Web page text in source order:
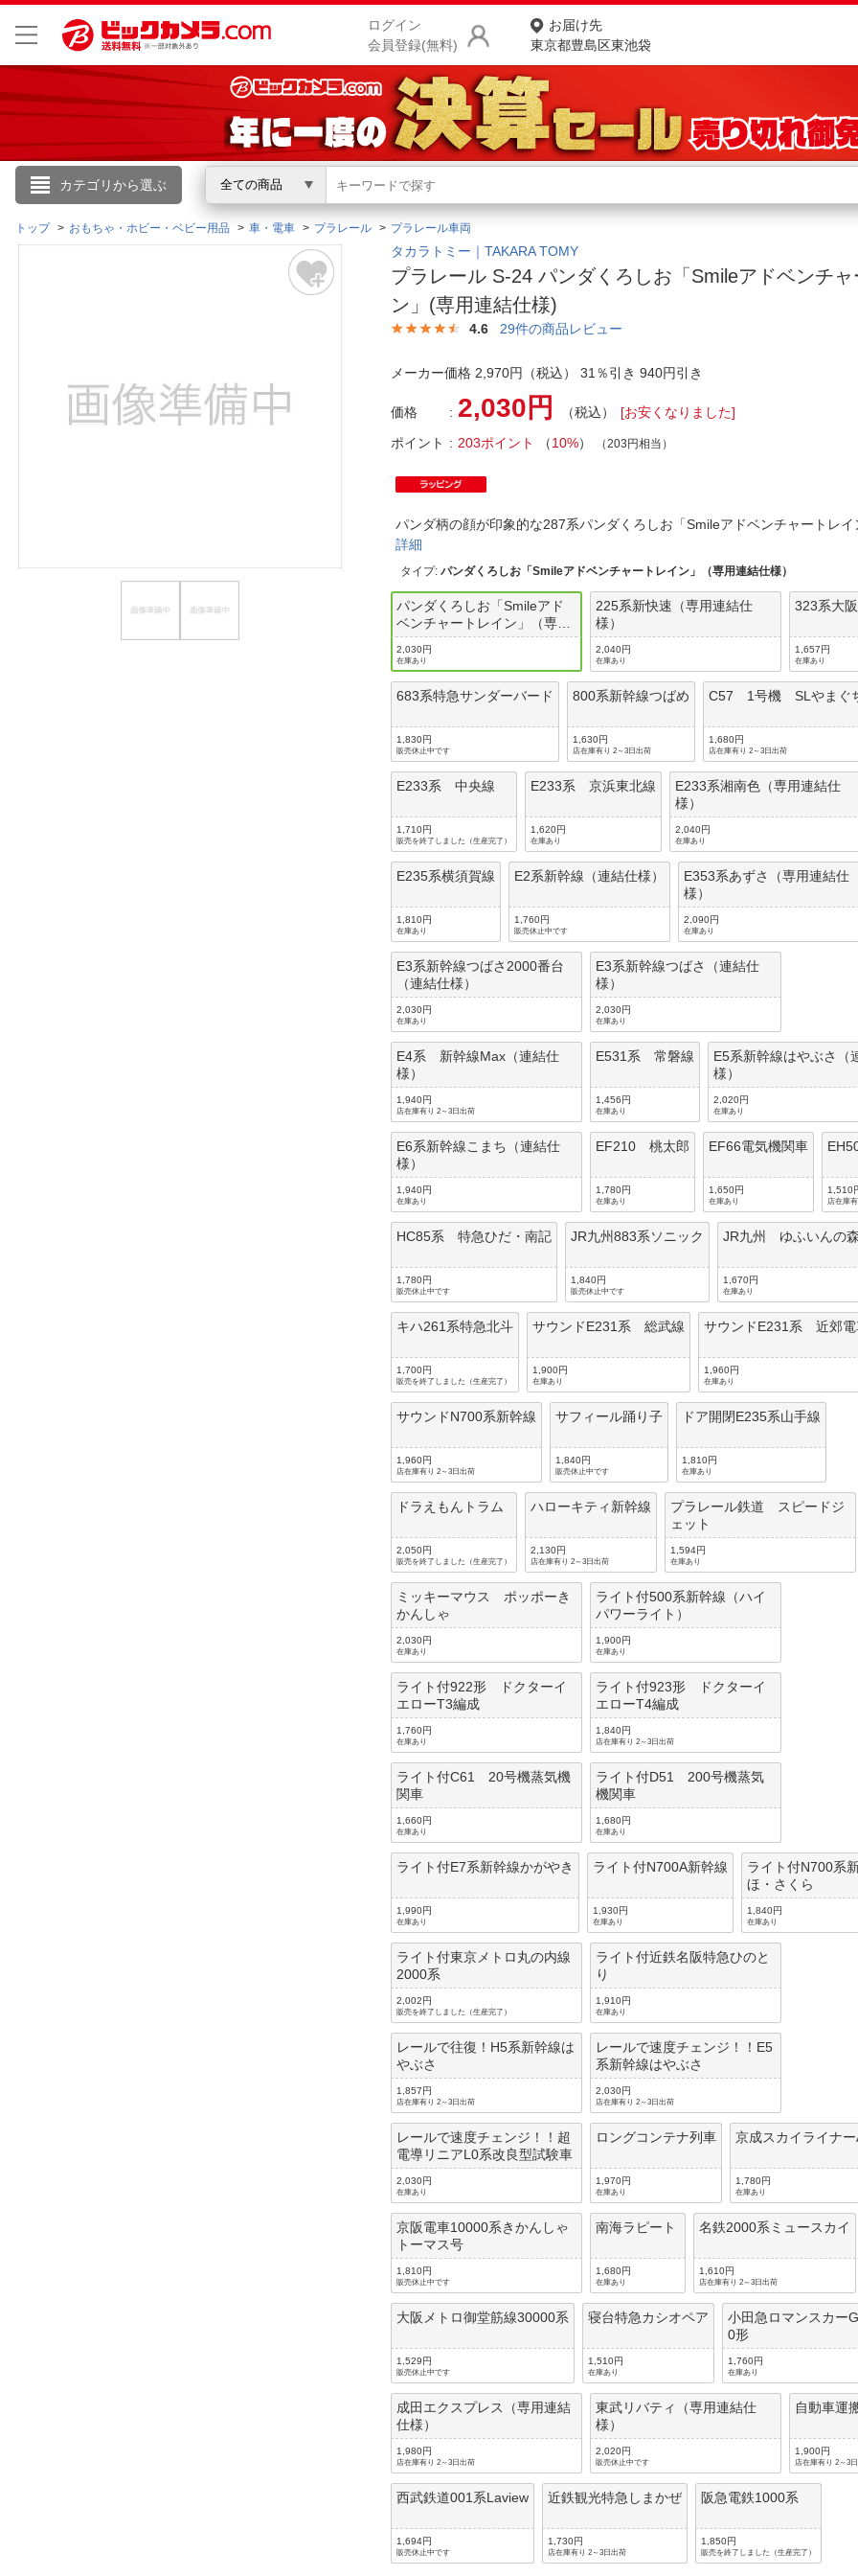
ログイン
会員登録(無料)
お届け先
東京都豊島区東池袋
カテゴリから選ぶ 全ての商品
こんにちは
ログイン
閲覧履歴
商品をさがす
ランキングからさがす
カテゴリ一覧からさがす
ご利用ガイド
よくある質問・お問合せ
トップ おもちゃ・ホビー・ベビー用品 車・電車 プラレール プラレール車両
タカラトミー｜TAKARA TOMY
プラレール S-24 パンダくろしお「Smileアドベンチ
ン」(専用連結仕様)
4.6 29件の商品レビュー
メーカー価格 2,970円（税込） 31％引き 940円引き
価格 2,030円 （税込）
[お安くなりました]
ポイント
203ポイント （10%） （203円相当）
パンダ柄の顔が印象的な287系パンダくろしお「Smileアドベンチャート
詳細
タイプ:パンダくろしお「Smileアドベンチャートレイン」（専用連結仕様）
パンダくろしお「Smileアド
ベンチャートレイン」（専用
連結仕様）
2,030円
在庫あり
225系新快速（専用連結仕
様）
2,040円
在庫あり
323系大
1,657円
在庫あり
683系特急サンダーバード
1,830円
販売休止中です
800系新幹線つばめ
1,630円
店在庫有り 2～3日出荷
C57 1号機 SLやまぐ
1,680円
店在庫有り 2～3日出荷
E233系 中央線
1,710円
販売を終了しました（生産完了）
E233系 京浜東北線
1,620円
在庫あり
E233系湘南色（専用連結仕
様）
2,040円
在庫あり
E235系横須賀線
1,810円
在庫あり
E2系新幹線（連結仕様）
1,760円
販売休止中です
E353系あずさ（専用連結仕
様）
2,090円
在庫あり
E3系新幹線つばさ2000番台
（連結仕様）
2,030円
在庫あり
E3系新幹線つばさ（連結仕
様）
2,030円
在庫あり
E4系 新幹線Max（連結仕
様）
1,940円
店在庫有り 2～3日出荷
E531系 常磐線
1,456円
在庫あり
E5系新幹線はやぶさ（
様）
2,020円
在庫あり
E6系新幹線こまち（連結仕
様）
1,940円
在庫あり
EF210 桃太郎
1,780円
在庫あり
EF66電気機関車
1,650円
在庫あり
1,510
店在庫
HC85系 特急ひだ・南記
1,780円
販売休止中です
JR九州883系ソニック
1,840円
販売休止中です
JR九州 ゆふいんの
1,670円
在庫あり
キハ261系特急北斗
1,700円
販売を終了しました（生産完了）
サウンドE231系 総武線
1,900円
在庫あり
サウンドE231系 近郊
1,960円
在庫あり
サウンドN700系新幹線
1,960円
店在庫有り 2～3日出荷
サフィール踊り子
1,840円
販売休止中です
ドア開閉E235系山手線
1,810円
在庫あり
ドラえもんトラム
2,050円
販売を終了しました（生産完了）
ハローキティ新幹線
2,130円
店在庫有り 2～3日出荷
プラレール鉄道 スピードジ
ェット
1,594円
在庫あり
ミッキーマウス ポッポーき
かんしゃ
2,030円
在庫あり
ライト付500系新幹線（ハイ
パワーライト）
1,900円
在庫あり
ライト付922形 ドクターイ
エローT3編成
1,760円
在庫あり
ライト付923形 ドクターイ
エローT4編成
1,840円
店在庫有り 2～3日出荷
ライト付C61 20号機蒸気機
関車
1,660円
在庫あり
ライト付D51 200号機蒸気
機関車
1,680円
在庫あり
ライト付E7系新幹線かがやき
1,990円
在庫あり
ライト付N700A新幹線
1,930円
在庫あり
ライト付N700系
ほ・さくら
1,840円
在庫あり
ライト付東京メトロ丸の内線
2000系
2,002円
販売を終了しました（生産完了）
ライト付近鉄名阪特急ひのと
り
1,910円
在庫あり
レールで往復！H5系新幹線は
やぶさ
1,857円
店在庫有り 2～3日出荷
レールで速度チェンジ！！E5
系新幹線はやぶさ
2,030円
店在庫有り 2～3日出荷
レールで速度チェンジ！！超
電導リニアL0系改良型試験車
2,030円
在庫あり
ロングコンテナ列車
1,970円
在庫あり
京成スカイライナ
1,780円
在庫あり
京阪電車10000系きかんしゃ
トーマス号
1,810円
販売休止中です
南海ラピート
1,680円
在庫あり
名鉄2000系ミュースカイ
1,610円
店在庫有り 2～3日出荷
大阪メトロ御堂筋線30000系
1,529円
販売休止中です
寝台特急カシオペア
1,510円
在庫あり
小田急ロマンスカー
0形
1,760円
在庫あり
成田エクスプレス（専用連結
仕様）
1,980円
店在庫有り 2～3日出荷
東武リバティ（専用連結仕
様）
2,020円
販売休止中です
自動車運
1,900円
店在庫有り 2～3
西武鉄道001系Laview
1,694円
販売休止中です
近鉄観光特急しまかぜ
1,730円
店在庫有り 2～3日出荷
阪急電鉄1000系
1,850円
販売を終了しました（生産完了）